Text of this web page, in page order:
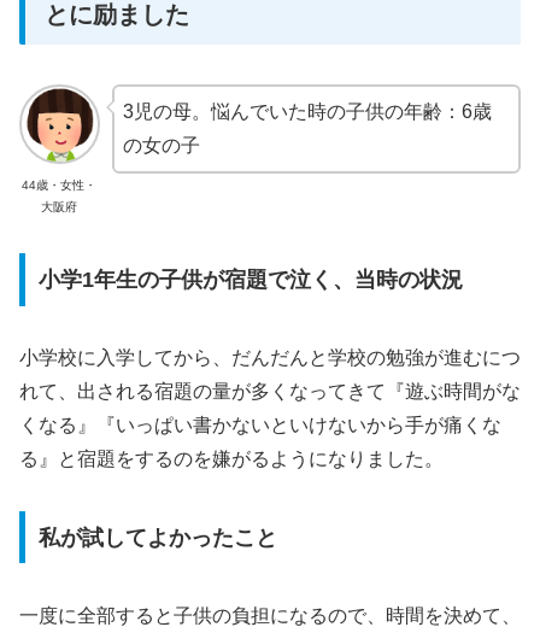
とに励ました
44歳・女性・
大阪府
3児の母。悩んでいた時の子供の年齢：6歳
の女の子
小学1年生の子供が宿題で泣く、当時の状況
小学校に入学してから、だんだんと学校の勉強が進むにつ
れて、出される宿題の量が多くなってきて『遊ぶ時間がな
くなる』『いっぱい書かないといけないから手が痛くな
る』と宿題をするのを嫌がるようになりました。
私が試してよかったこと
一度に全部すると子供の負担になるので、時間を決めて、